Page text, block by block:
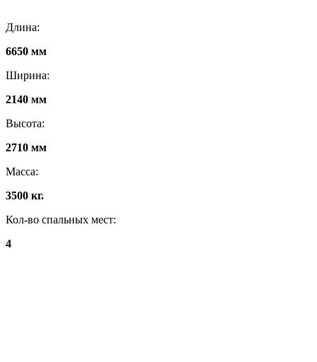
Длина:
6650 мм
Ширина:
2140 мм
Высота:
2710 мм
Масса:
3500 кг.
Кол-во спальных мест:
4